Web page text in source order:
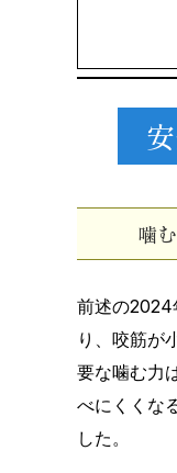
噛
前述の2024
り、咬筋が
要な噛む力
べにくくな
した。